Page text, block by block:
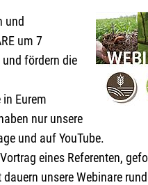
und
um 7
fördern die
Eurem
nur unsere
und auf YouTube.
eines Referenten,
unsere Webinare